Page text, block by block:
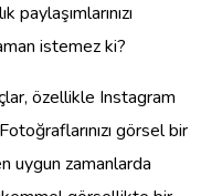
istemez ki?
özellikle Instagram
görsel bir
uygun zamanlarda